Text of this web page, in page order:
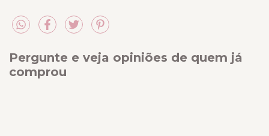
Pergunte e veja opiniões de quem já
comprou